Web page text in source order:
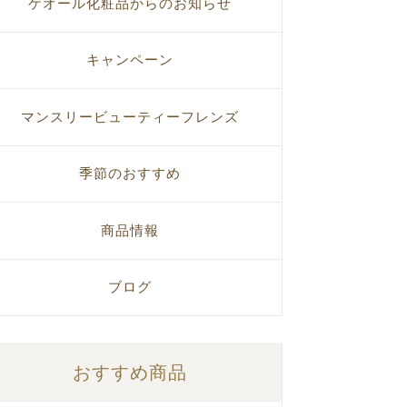
ゲオール化粧品からのお知らせ
キャンペーン
マンスリービューティーフレンズ
季節のおすすめ
商品情報
ブログ
おすすめ商品